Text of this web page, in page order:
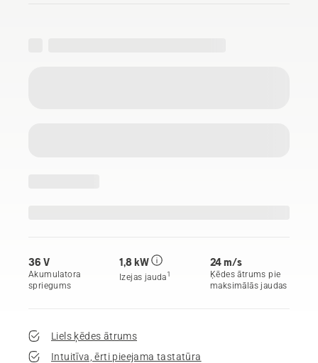
36 V
Akumulatora
spriegums
1,8 kW
Izejas jauda1
24 m/s
Ķēdes ātrums pie
maksimālās jaudas
Liels ķēdes ātrums
Intuitīva, ērti pieejama tastatūra